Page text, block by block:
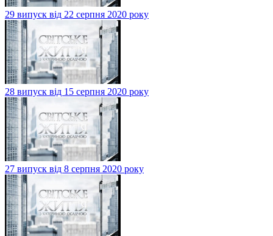
29 випуск від 22 серпня 2020 року
28 випуск від 15 серпня 2020 року
27 випуск від 8 серпня 2020 року